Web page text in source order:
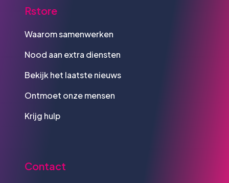
Rstore
Waarom samenwerken
Nood aan extra diensten
Bekijk het laatste nieuws
Ontmoet onze mensen
Krijg hulp
Contact